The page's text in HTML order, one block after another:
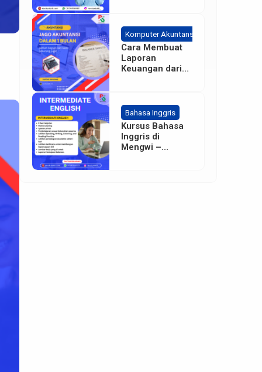
Komputer Akuntansi
Cara Membuat
Laporan
Keuangan dari
Bahasa Inggris
Kursus Bahasa
Inggris di
Mengwi –